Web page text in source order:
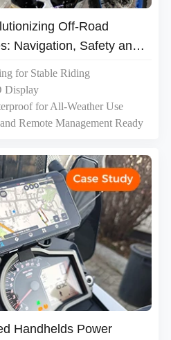
Off-Road
Navigation, Safety and
for Stable Riding
Display
for All-Weather Use
Remote Management Ready
Handhelds Power